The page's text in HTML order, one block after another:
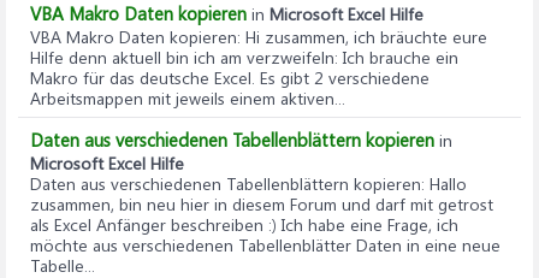
VBA Makro Daten kopieren in Microsoft Excel Hilfe
VBA Makro Daten kopieren: Hi zusammen, ich bräuchte eure
Hilfe denn aktuell bin ich am verzweifeln: Ich brauche ein
Makro für das deutsche Excel. Es gibt 2 verschiedene
Arbeitsmappen mit jeweils einem aktiven...
Daten aus verschiedenen Tabellenblättern kopieren in
Microsoft Excel Hilfe
Daten aus verschiedenen Tabellenblättern kopieren: Hallo
zusammen, bin neu hier in diesem Forum und darf mit getrost
als Excel Anfänger beschreiben :) Ich habe eine Frage, ich
möchte aus verschiedenen Tabellenblätter Daten in eine neue
Tabelle...